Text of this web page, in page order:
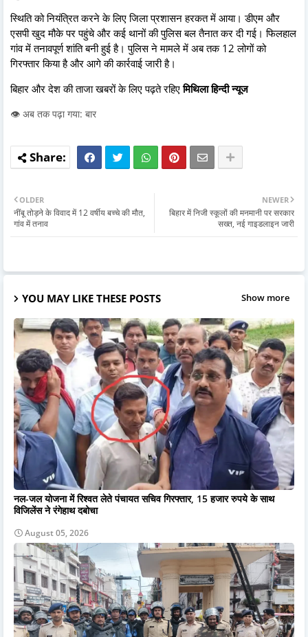
स्थिति को नियंत्रित करने के लिए जिला प्रशासन हरकत में आया। डीएम और
एसपी खुद मौके पर पहुंचे और कई थानों की पुलिस बल तैनात कर दी गई। फिलहाल
गांव में तनावपूर्ण शांति बनी हुई है। पुलिस ने मामले में अब तक 12 लोगों को
गिरफ्तार किया है और आगे की कार्रवाई जारी है।
बिहार और देश की ताजा खबरों के लिए पढ़ते रहिएमिथिला हिन्दी न्यूज
👁️ अब तक पढ़ा गया: बार
NEWER
बिहार में निजी स्कूलों की मनमानी पर सरकार
सख्त, नई गाइडलाइन जारी
OLDER
नींबू तोड़ने के विवाद में 12 वर्षीय बच्चे की मौत,
गांव में तनाव
YOU MAY LIKE THESE POSTS Show more
नल-जल योजना में रिश्वत लेते पंचायत सचिव गिरफ्तार, 15 हजार रुपये के साथ
विजिलेंस ने रंगेहाथ दबोचा
August 05, 2026